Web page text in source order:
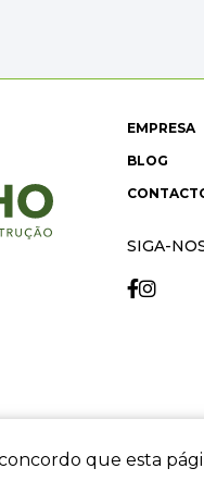
que esta
EMPRESA
BLOG
SIGA-